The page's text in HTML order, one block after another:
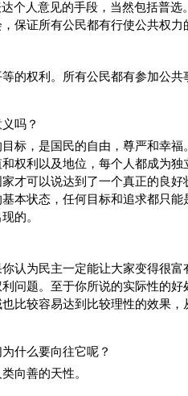
个人意见的手段，当然包括普选
保证所有公民都有行使公共权力
的权利。所有公民都有参加公共
吗？
标，是国民的自由，尊严和幸福
权利以及地位，每个人都成为独
才可以说达到了一个真正的良好
本状态，任何目标和追求都只能
的。
认为民主一定能让大家变得很富
问题。至于你所说的实际性的好
比较容易达到比较理性的效果，
什么要向往它呢？
向善的天性。